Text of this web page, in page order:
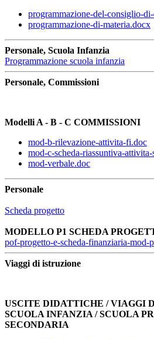
programmazione-del-consiglio-
programmazione-di-materia.docx
Personale, Scuola Infanzia
Programmazione scuola infanzia
Personale, Commissioni
Modelli A - B - C COMMISSIONI
mod-b-rilevazione-attivita-fi.doc
mod-c-scheda-riassuntiva-
mod-verbale.doc
Personale
Scheda progetto
MODELLO P1 SCHEDA
pof-progetto-e-scheda-finanziaria-mod-
Viaggi di istruzione
USCITE DIDATTICHE / VIAGGI
SCUOLA INFANZIA / SCUOLA
SECONDARIA